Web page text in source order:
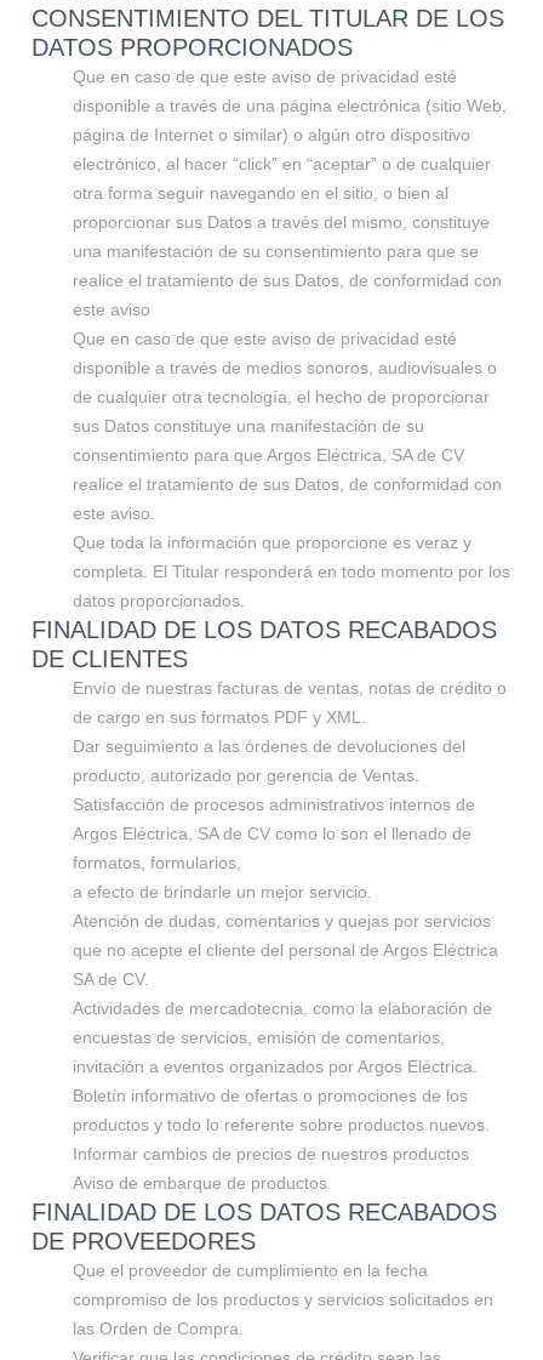
CONSENTIMIENTO DEL TITULAR DE LOS
DATOS PROPORCIONADOS
Que en caso de que este aviso de privacidad esté
disponible a través de una página electrónica (sitio Web,
página de Internet o similar) o algún otro dispositivo
electrónico, al hacer “click” en “aceptar” o de cualquier
otra forma seguir navegando en el sitio, o bien al
proporcionar sus Datos a través del mismo, constituye
una manifestación de su consentimiento para que se
realice el tratamiento de sus Datos, de conformidad con
este aviso
Que en caso de que este aviso de privacidad esté
disponible a través de medios sonoros, audiovisuales o
de cualquier otra tecnología, el hecho de proporcionar
sus Datos constituye una manifestación de su
consentimiento para que Argos Eléctrica, SA de CV
realice el tratamiento de sus Datos, de conformidad con
este aviso.
Que toda la información que proporcione es veraz y
completa. El Titular responderá en todo momento por los
datos proporcionados.
FINALIDAD DE LOS DATOS RECABADOS
DE CLIENTES
Envío de nuestras facturas de ventas, notas de crédito o
de cargo en sus formatos PDF y XML.
Dar seguimiento a las órdenes de devoluciones del
producto, autorizado por gerencia de Ventas.
Satisfacción de procesos administrativos internos de
Argos Eléctrica, SA de CV como lo son el llenado de
formatos, formularios,
a efecto de brindarle un mejor servicio.
Atención de dudas, comentarios y quejas por servicios
que no acepte el cliente del personal de Argos Eléctrica
SA de CV.
Actividades de mercadotecnia, como la elaboración de
encuestas de servicios, emisión de comentarios,
invitación a eventos organizados por Argos Eléctrica.
Boletín informativo de ofertas o promociones de los
productos y todo lo referente sobre productos nuevos.
Informar cambios de precios de nuestros productos
Aviso de embarque de productos
FINALIDAD DE LOS DATOS RECABADOS
DE PROVEEDORES
Que el proveedor de cumplimiento en la fecha
compromiso de los productos y servicios solicitados en
las Orden de Compra.